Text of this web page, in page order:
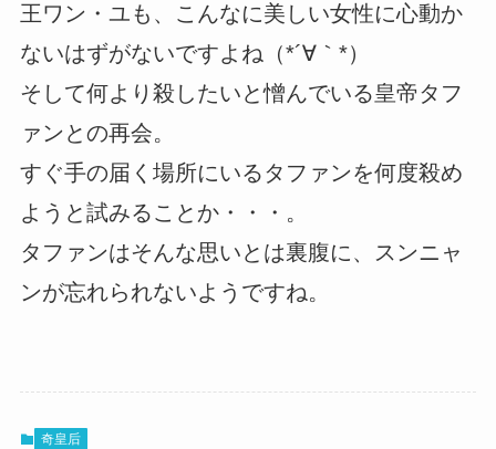
王ワン・ユも、こんなに美しい女性に心動か
ないはずがないですよね（*´∀｀*）
そして何より殺したいと憎んでいる皇帝タフ
ァンとの再会。
すぐ手の届く場所にいるタファンを何度殺め
ようと試みることか・・・。
タファンはそんな思いとは裏腹に、スンニャ
ンが忘れられないようですね。
奇皇后